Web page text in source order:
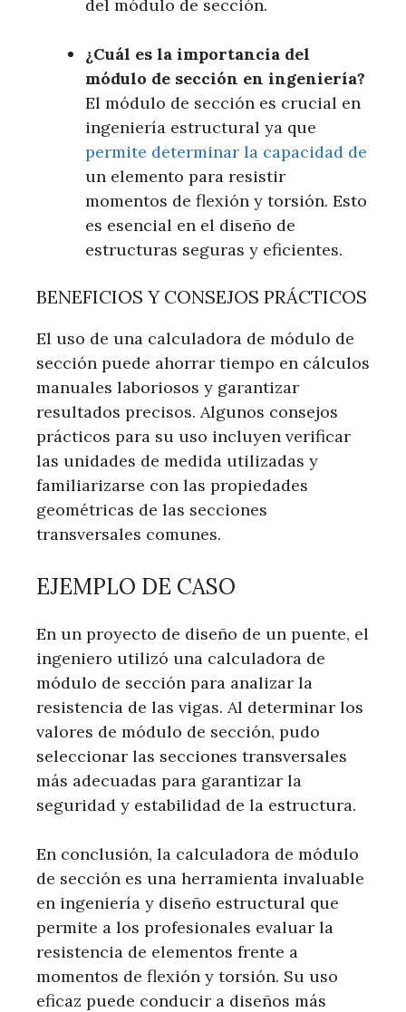
del módulo de sección.
¿Cuál es la importancia del
módulo de sección en ingeniería?
El módulo de sección es crucial en
ingeniería estructural ya que
permite determinar la capacidad de
un elemento para resistir
momentos de flexión y torsión. Esto
es esencial en el diseño de
estructuras seguras y eficientes.
BENEFICIOS Y CONSEJOS PRÁCTICOS
El uso de una calculadora de módulo de
sección puede ahorrar tiempo en cálculos
manuales laboriosos y garantizar
resultados precisos. Algunos consejos
prácticos para su uso incluyen verificar
las unidades de medida utilizadas y
familiarizarse con las propiedades
geométricas de las secciones
transversales comunes.
EJEMPLO DE CASO
En un proyecto de diseño de un puente, el
ingeniero utilizó una calculadora de
módulo de sección para analizar la
resistencia de las vigas. Al determinar los
valores de módulo de sección, pudo
seleccionar las secciones transversales
más adecuadas para garantizar la
seguridad y estabilidad de la estructura.
En conclusión, la calculadora de módulo
de sección es una herramienta invaluable
en ingeniería y diseño estructural que
permite a los profesionales evaluar la
resistencia de elementos frente a
momentos de flexión y torsión. Su uso
eficaz puede conducir a diseños más